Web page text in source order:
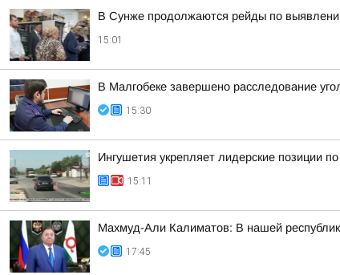
В Сунже продолжаются рейды по
15:01
В Малгобеке завершено расследование
15:30
Ингушетия укрепляет лидерские позиции по
15:11
Махмуд-Али Калиматов: В нашей
17:45